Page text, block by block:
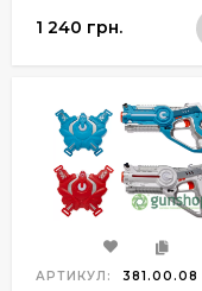
1 240 грн.
АРТИКУЛ: 381.00.08